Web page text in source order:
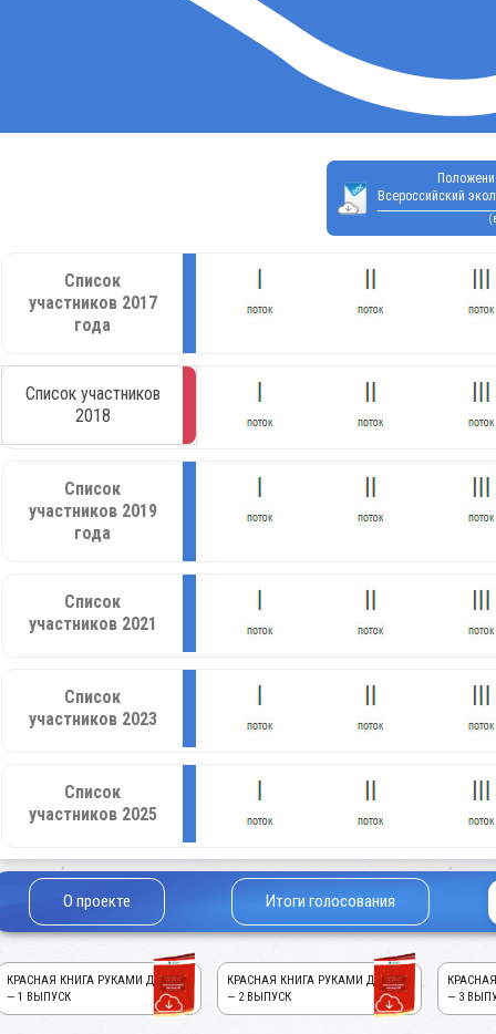
Всероссийский
Список
участников 2017
года
Список участников
2018
Список
участников 2019
года
Список
участников 2021
Список
участников 2023
Список
участников 2025
О проекте Итоги голосования
КРАСНАЯ КНИГА РУКАМИ ДЕТЕЙ!
— 1 ВЫПУСК
КРАСНАЯ КНИГА РУКАМИ ДЕТЕЙ!
— 2 ВЫПУСК
— 3